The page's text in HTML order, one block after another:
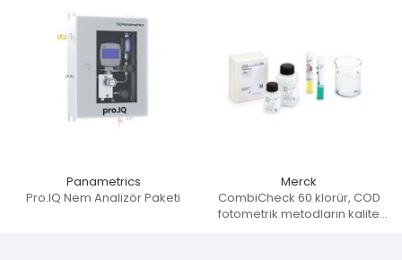
Panametrics
Pro.IQ Nem Analizör Paketi
Merck
CombiCheck 60 klorür, COD
fotometrik metodların kalite